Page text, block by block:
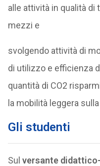
alle attività in qualità di
mezzi e
svolgendo attività di
di utilizzo e efficienza
quantità di CO2
la mobilità leggera
Gli studenti
Sul versante